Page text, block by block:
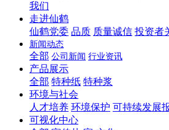
我们
走进仙鹤
仙鹤党委 品质 质量诚信 投资者
新闻动态
全部 公司新闻 行业资讯
产品展示
全部 特种纸 特种浆
环境与社会
人才培养 环境保护 可持续发展
可视化中心